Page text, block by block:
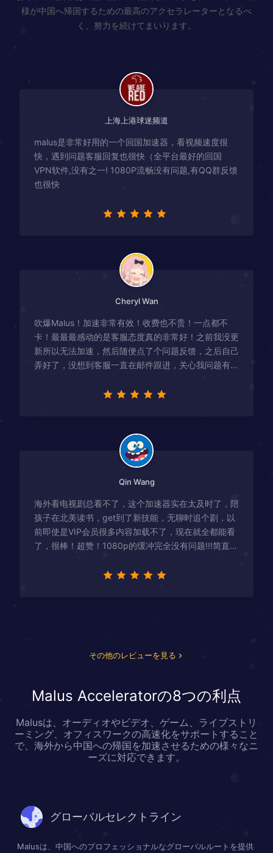
様が中国へ帰国するための最高のアクセラレーターとなるべ
く、努力を続けてまいります。
上海上港球迷频道
malus是非常好用的一个回国加速器，看视频速度很
快，遇到问题客服回复也很快（全平台最好的回国
VPN软件,没有之一! 1080P流畅没有问题,有QQ群反馈
也很快
Cheryl Wan
吹爆Malus！加速非常有效！收费也不贵！一点都不
卡！最最最感动的是客服态度真的非常好！之前我没更
新所以无法加速，然后随便点了个问题反馈，之后自己
弄好了，没想到客服一直在邮件跟进，关心我问题有没
Qin Wang
海外看电视剧总看不了，这个加速器实在太及时了，陪
孩子在北美读书，get到了新技能，无聊时追个剧，以
前即使是VIP会员很多内容加载不了，现在就全都能看
了，很棒！超赞！1080p的缓冲完全没有问题!!!简直救
その他のレビューを見る
Malus Acceleratorの8つの利点
Malusは、オーディオやビデオ、ゲーム、ライブストリ
ーミング、オフィスワークの高速化をサポートすること
で、海外から中国への帰国を加速させるための様々なニ
ーズに対応できます。
グローバルセレクトライン
Malusは、中国へのプロフェッショナルなグローバルルートを提供